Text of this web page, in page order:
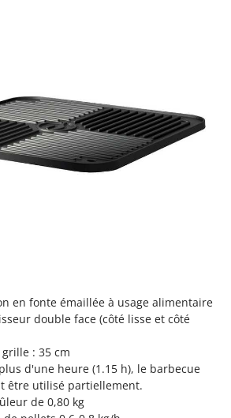
thermiques
tracteur
MGM
en fonte émaillée à usage alimentaire
double face (côté lisse et côté
: 35 cm
d'une heure (1.15 h), le barbecue
être utilisé partiellement.
de 0,80 kg